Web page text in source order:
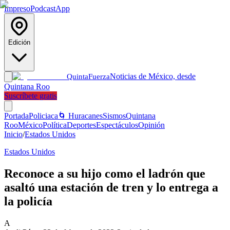
ImpresoPodcastApp
Edición
QuintaFuerzaNoticias de México, desde
Quintana Roo
Suscríbete gratis
PortadaPoliciaca 🌀 HuracanesSismosQuintana
RooMéxicoPolíticaDeportesEspectáculosOpinión
Inicio/Estados Unidos
Estados Unidos
Reconoce a su hijo como el ladrón que
asaltó una estación de tren y lo entrega a
la policía
A